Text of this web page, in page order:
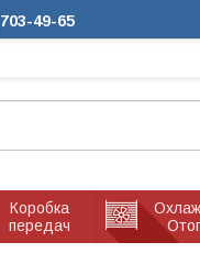
703-49-65
Коробка
передач